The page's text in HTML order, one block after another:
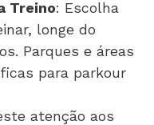
Treino: Escolha
longe do
Parques e áreas
para parkour
atenção aos